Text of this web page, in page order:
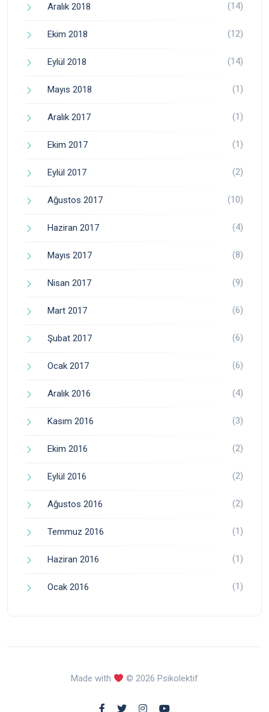
Aralık 2018 (14)
Ekim 2018 (12)
Eylül 2018 (14)
Mayıs 2018 (1)
Aralık 2017 (1)
Ekim 2017 (1)
Eylül 2017 (2)
Ağustos 2017 (10)
Haziran 2017 (4)
Mayıs 2017 (8)
Nisan 2017 (9)
Mart 2017 (6)
Şubat 2017 (6)
Ocak 2017 (6)
Aralık 2016 (4)
Kasım 2016 (3)
Ekim 2016 (2)
Eylül 2016 (2)
Ağustos 2016 (2)
Temmuz 2016 (1)
Haziran 2016 (1)
Ocak 2016 (1)
Made with © 2026 Psikolektif